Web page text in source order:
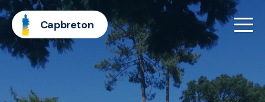
Capbreton